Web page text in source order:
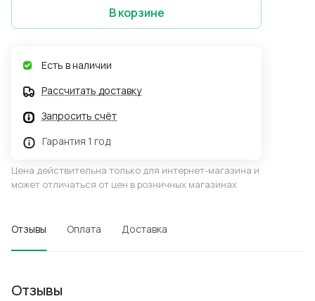
В корзине
Есть в наличии
Рассчитать доставку
Запросить счёт
Гарантия 1 год
Цена действительна только для интернет-магазина и
может отличаться от цен в розничных магазинах
Отзывы Оплата Доставка
Отзывы